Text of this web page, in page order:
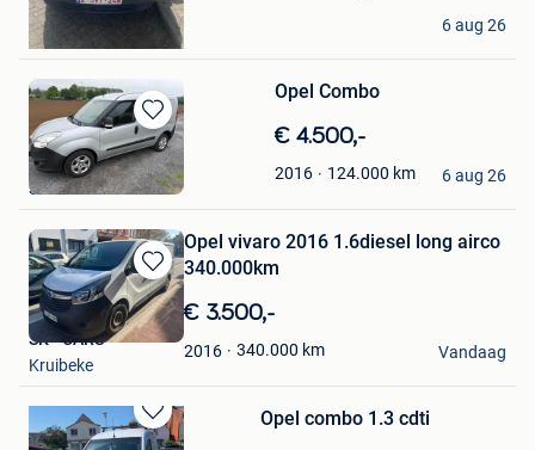
Emanuel
Mol
6 aug 26
Bewaren
in
Mijn
Favorieten
Opel Combo
€ 4.500,-
2016 124.000 km
You
Sint-Pieters-Leeuw
6 aug 26
Bewaren
in
Mijn
Favorieten
Opel vivaro 2016 1.6diesel long airco
340.000km
€ 3.500,-
2016 340.000 km
SK - CARS
Kruibeke
Vandaag
Bewaren
Opel combo 1.3 cdti